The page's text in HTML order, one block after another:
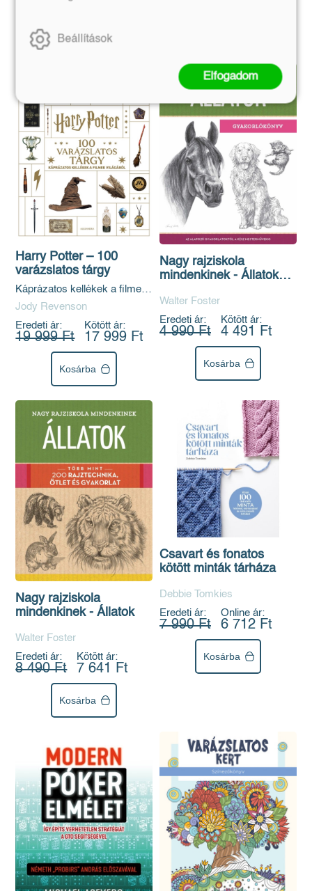
Harry Potter – 100
varázslatos tárgy
Káprázatos kellékek a filmek
világából
Jody Revenson
Eredeti ár:
19 999 Ft
Kötött ár:
17 999 Ft
Kosárba
Nagy rajziskola
mindenkinek - Állatok
Walter Foster
Eredeti ár:
4 990 Ft
Kötött ár:
4 491 Ft
Kosárba
Nagy rajziskola
mindenkinek - Állatok
Walter Foster
Eredeti ár:
8 490 Ft
Kötött ár:
7 641 Ft
Kosárba
Csavart és fonatos
kötött minták tárháza
Debbie Tomkies
Eredeti ár:
7 990 Ft
Online ár:
6 712 Ft
Kosárba
Beállítások
Elfogadom